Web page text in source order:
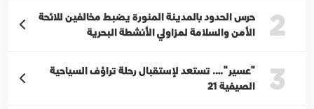
2
حرس الحدود بالمدينة المنورة يضبط مخالفين للائحة
الأمن والسلامة لمزاولي الأنشطة البحرية
3
"عسير"…. تستعد لإستقبال رحلة تراؤف السياحية
الصيفية 21